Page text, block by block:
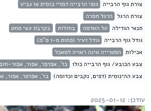
צורת גוף הרבייה גופי הרבייה דמויי כוסית או גביע
צורת הרגל הרגל חסרה
תנאי הגדילה על האדמה בחולות
בקרבת עצי מחט
גודל גוף הרבייה גודל זעיר (פחות מ-1 ס"מ)
אכילות הפטרייה אינה ראויה למאכל
צבע הכובע/ גוף הרבייה כולו בז', אפרפר, אפור, אפור-חום
צבע ההינומית (דפים, נקבים וכדומה) בז', אפרפר, אפור,
עודכן: 2025-01-12